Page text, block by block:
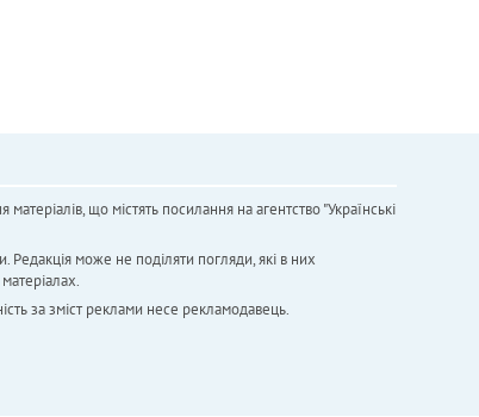
що містять посилання на агентство "Українськi
може не поділяти погляди, які в них
за зміст реклами несе рекламодавець.